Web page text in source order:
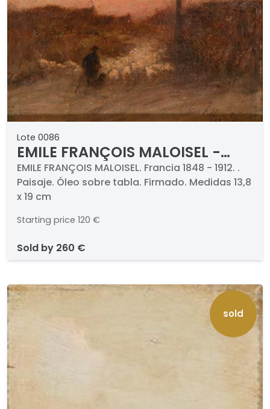
Lote 0086
EMILE FRANÇOIS MALOISEL -
Paisaje
EMILE FRANÇOIS MALOISEL. Francia 1848 - 1912. .
Paisaje. Óleo sobre tabla. Firmado. Medidas 13,8
x 19 cm
Starting price 120 €
sold by 260 €
sold